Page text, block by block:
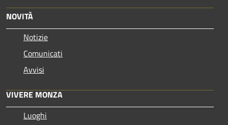
NOVITÀ
Notizie
Comunicati
Avvisi
VIVERE MONZA
Luoghi